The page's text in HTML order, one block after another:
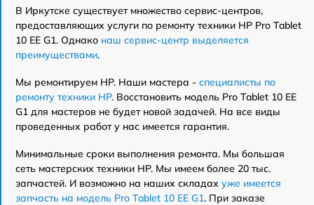
В Иркутске существует множество сервис-центров,
предоставляющих услуги по ремонту техники HP Pro Tablet
10 EE G1. Однако наш сервис-центр выделяется
преимуществами.
Мы ремонтируем HP. Наши мастера - специалисты по
ремонту техники HP. Восстановить модель Pro Tablet 10 EE
G1 для мастеров не будет новой задачей. На все виды
проведенных работ у нас имеется гарантия.
Минимальные сроки выполнения ремонта. Мы большая
сеть мастерских техники HP. Мы имеем более 20 тыс.
запчастей. И возможно на наших складах уже имеется
запчасть на модель Pro Tablet 10 EE G1. При заказе